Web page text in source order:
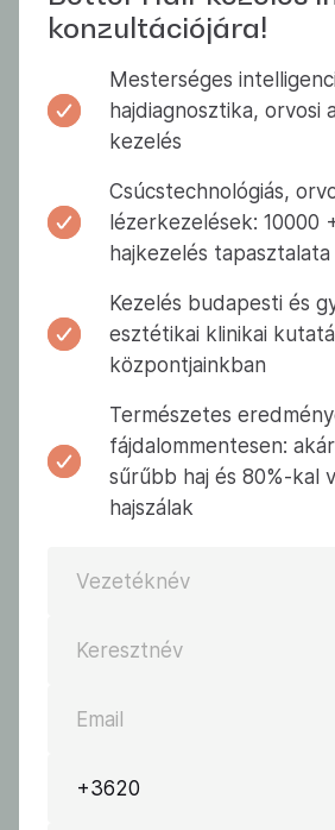
konzultációjára!
Mesterséges
hajdiagnosztika, orvosi
kezelés
Csúcstechnológiás,
lézerkezelések: 10000
hajkezelés tapasztalata
Kezelés budapesti és
esztétikai klinikai
központjainkban
Természetes
fájdalommentesen:
sűrűbb haj és 80%-kal
hajszálak
Vezetéknév
Keresztnév
Email
+3620